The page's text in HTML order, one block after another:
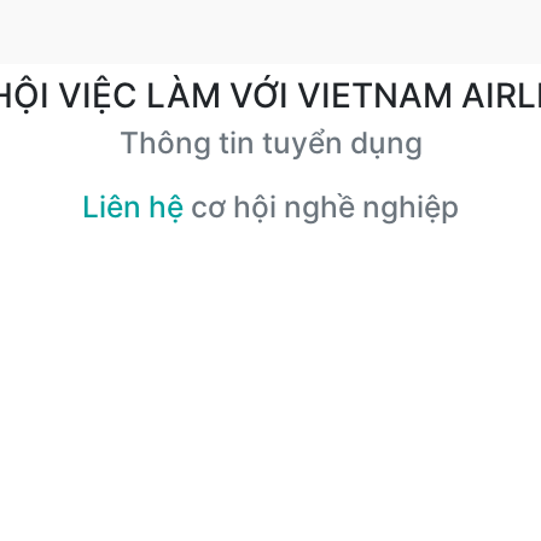
VIỆC LÀM VỚI VIETNAM
Thông tin tuyển dụng
Liên hệ cơ hội nghề nghiệp